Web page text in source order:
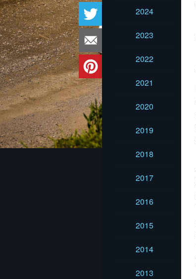
2024
2023
2022
2021
2020
2019
2018
2017
2016
2015
2014
2013